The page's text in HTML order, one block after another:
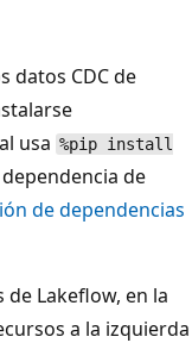
datos CDC de
usa %pip install
de
de dependencias
de Lakeflow, en la
a la izquierda